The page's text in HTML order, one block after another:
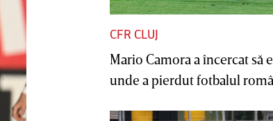
CFR CLUJ
Mario Camora a încercat să
unde a pierdut fotbalul